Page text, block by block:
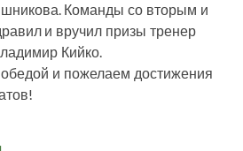
Команды со вторым и
и вручил призы тренер
Кийко.
и пожелаем достижения